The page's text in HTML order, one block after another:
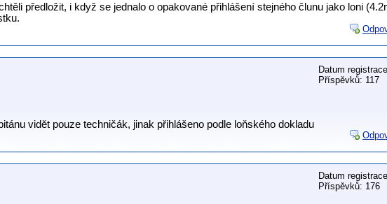
předložit, i když se jednalo o opakované přihlášení stejného člunu jako loni
Datum
Příspěvků: 117
vidět pouze techničák, jinak přihlášeno podle loňského dokladu
Datum
Příspěvků: 176